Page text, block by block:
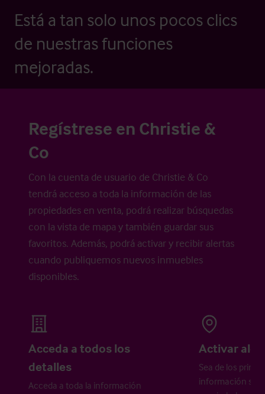
Está a tan solo unos pocos clics
de nuestras funciones
mejoradas.
Regístrese en Christie &
Co
Con la cuenta de usuario de Christie & Co
tendrá acceso a toda la información de las
propiedades en venta, podrá realizar búsquedas
con la vista de mapa y también guardar sus
favoritos. Además, podrá activar y recibir alertas
cuando publiquemos nuevos inmuebles
disponibles.
Acceda a todos los
detalles
Acceda a toda la información
Activar
Sea de los
información